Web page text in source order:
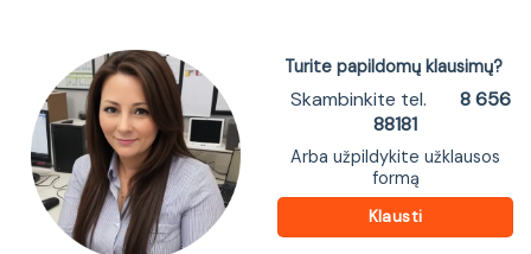
Turite papildomų klausimų?
Skambinkite tel.
8 656
88181
Arba užpildykite užklausos
formą
Klausti